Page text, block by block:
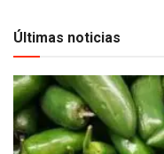
Últimas noticias